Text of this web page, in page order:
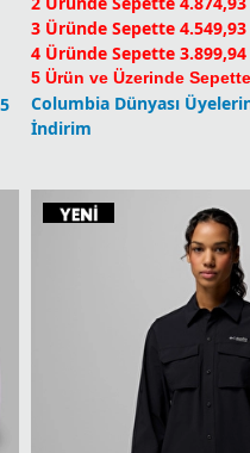
Columbia Dünyası
İndirim